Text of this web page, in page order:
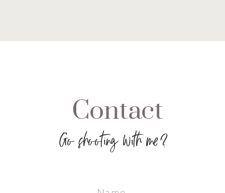
Contact
Go shooting with me?